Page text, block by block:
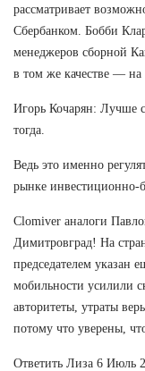
рассматривает
Сбербанком. Бобби
менеджеров сборной
в том же качестве —
Игорь Кочарян: Лучше
тогда.
Ведь это именно
рынке инвестиционно-
Clomiver аналоги
Димитровград! На
председателем указан
мобильности усилили
авторитеты, утраты
потому что уверены,
Ответить Лиза 6 Июль